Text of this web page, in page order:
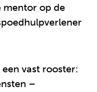
mentor op de
vast rooster:
–